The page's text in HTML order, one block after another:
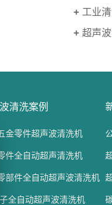
工业
超声
清洗案例
金零件超声波清洗机
件全自动超声清洗机
部件全自动超声波清洗机
全自动超声波清洗机